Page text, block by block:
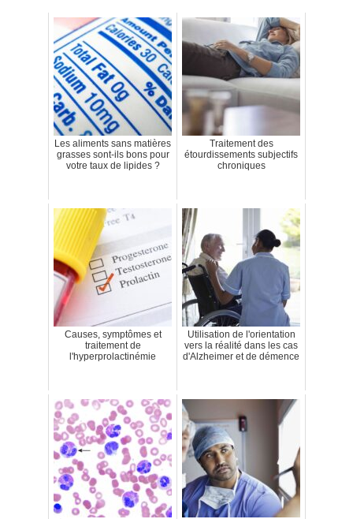
Les aliments sans matières
grasses sont-ils bons pour
votre taux de lipides ?
Traitement des
étourdissements subjectifs
chroniques
Causes, symptômes et
traitement de
l'hyperprolactinémie
Utilisation de l'orientation
vers la réalité dans les cas
d'Alzheimer et de démence